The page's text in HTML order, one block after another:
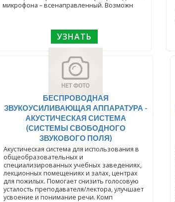
микрофона – всенаправленный. Возможн
УЗНАТЬ
БЕСПРОВОДНАЯ
ЗВУКОУСИЛИВАЮЩАЯ АППАРАТУРА -
АКУСТИЧЕСКАЯ СИСТЕМА
(СИСТЕМЫ СВОБОДНОГО
ЗВУКОВОГО ПОЛЯ)
Акустическая система для использования в
общеобразовательных и
специализированных учебных заведениях,
лекционных помещениях и залах, центрах
для пожилых. Помогает снизить голосовую
усталость преподавателя/лектора, улучшает
усвоение и понимание речи. Комп